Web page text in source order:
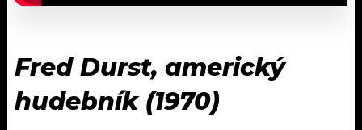
Fred Durst, americký
hudebník (1970)